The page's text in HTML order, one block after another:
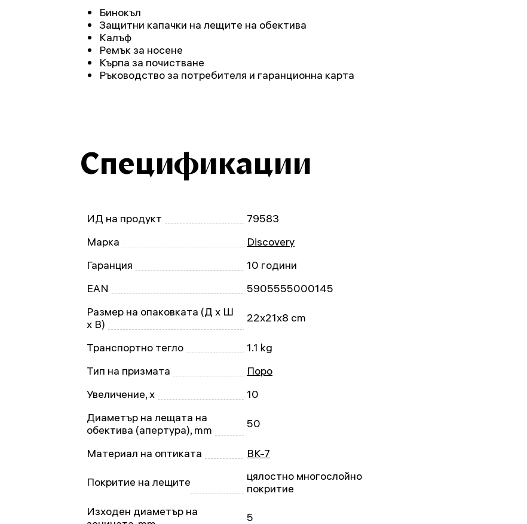
Бинокъл
Защитни капачки на лещите на обектива
Калъф
Ремък за носене
Кърпа за почистване
Ръководство за потребителя и гаранционна карта
Спецификации
ИД на продукт
79583
Марка
Discovery
Гаранция
10 години
EAN
5905555000145
Размер на опаковката (Д x Ш
x В)
22x21x8 cm
Транспортно тегло
1.1 kg
Тип на призмата
Поро
Увеличение, x
10
Диаметър на лещата на
обектива (апертура), mm
50
Материал на оптиката BK-7
Покритие на лещите
цялостно многослойно
покритие
Изходен диаметър на
5